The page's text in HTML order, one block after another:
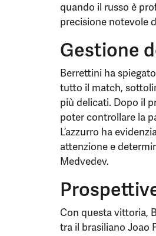
quando il russo è
precisione notevole
Gestione
Berrettini ha
tutto il match,
più delicati. Dopo il
poter controllare la
L’azzurro ha
attenzione e
Medvedev.
Con questa vittoria,
tra il brasiliano Joao